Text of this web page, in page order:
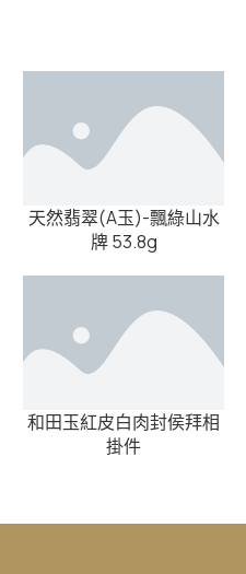
天然翡翠(A玉)-飄綠山水
牌 53.8g
和田玉紅皮白肉封侯拜相
掛件